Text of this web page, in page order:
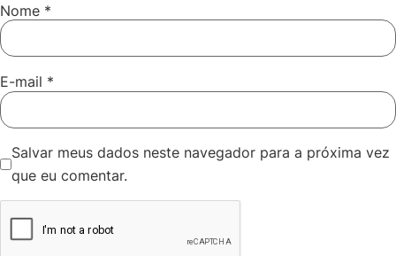
Nome *
E-mail *
Salvar meus dados neste navegador para a próxima vez
que eu comentar.